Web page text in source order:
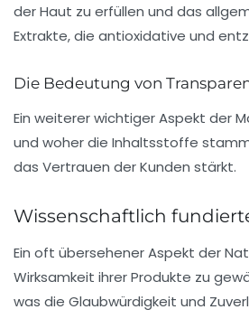
der Haut zu erfüllen und das
Extrakte, die antioxidative und
Die Bedeutung von
Ein weiterer wichtiger Aspekt der
und woher die Inhaltsstoffe
das Vertrauen der Kunden stärkt.
Wissenschaftlich
Ein oft übersehener Aspekt der
Wirksamkeit ihrer Produkte zu
was die Glaubwürdigkeit und